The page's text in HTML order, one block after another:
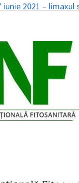
2021 – limaxul